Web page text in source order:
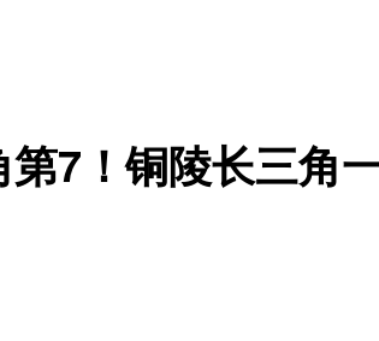
7！铜陵长三角